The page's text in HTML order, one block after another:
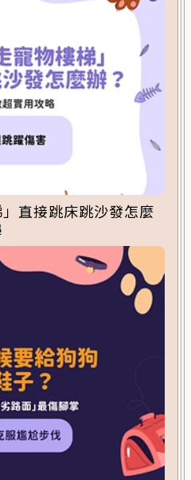
直接跳床跳沙發怎麼